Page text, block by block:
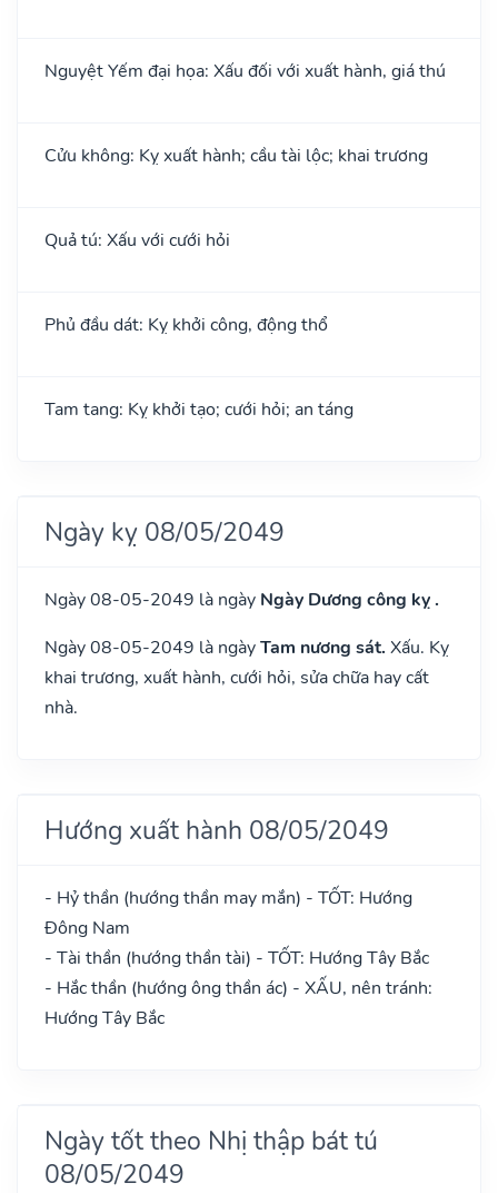
Nguyệt Yếm đại họa: Xấu đối với xuất hành, giá thú
Cửu không: Kỵ xuất hành; cầu tài lộc; khai trương
Quả tú: Xấu với cưới hỏi
Phủ đầu dát: Kỵ khởi công, động thổ
Tam tang: Kỵ khởi tạo; cưới hỏi; an táng
Ngày kỵ 08/05/2049
Ngày 08-05-2049 là ngày Ngày Dương công kỵ .
Ngày 08-05-2049 là ngàyTam nương sát. Xấu. Kỵ
khai trương, xuất hành, cưới hỏi, sửa chữa hay cất
nhà.
Hướng xuất hành 08/05/2049
- Hỷ thần (hướng thần may mắn) - TỐT: Hướng
Đông Nam
- Tài thần (hướng thần tài) - TỐT: Hướng Tây Bắc
- Hắc thần (hướng ông thần ác) - XẤU, nên tránh:
Hướng Tây Bắc
Ngày tốt theo Nhị thập bát tú
08/05/2049